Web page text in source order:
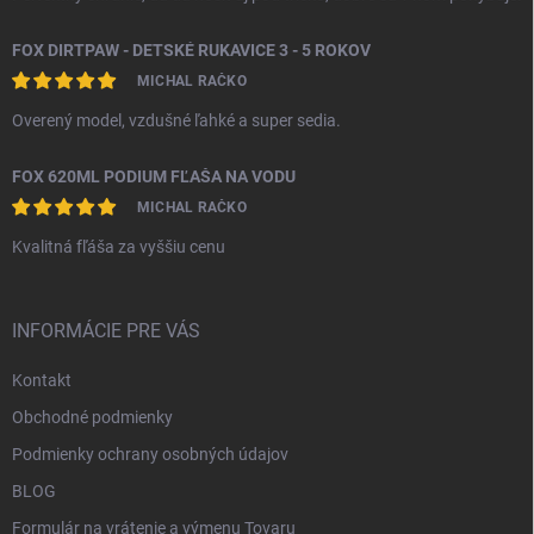
FOX DIRTPAW - DETSKÉ RUKAVICE 3 - 5 ROKOV
MICHAL RAČKO
Overený model, vzdušné ľahké a super sedia.
FOX 620ML PODIUM FĽAŠA NA VODU
MICHAL RAČKO
Kvalitná fľáša za vyššiu cenu
INFORMÁCIE PRE VÁS
Kontakt
Obchodné podmienky
Podmienky ochrany osobných údajov
BLOG
Formulár na vrátenie a výmenu Tovaru